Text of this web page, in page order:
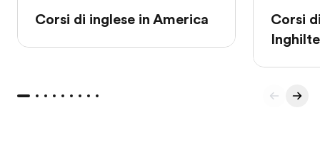
Corsi di inglese in America
Corsi